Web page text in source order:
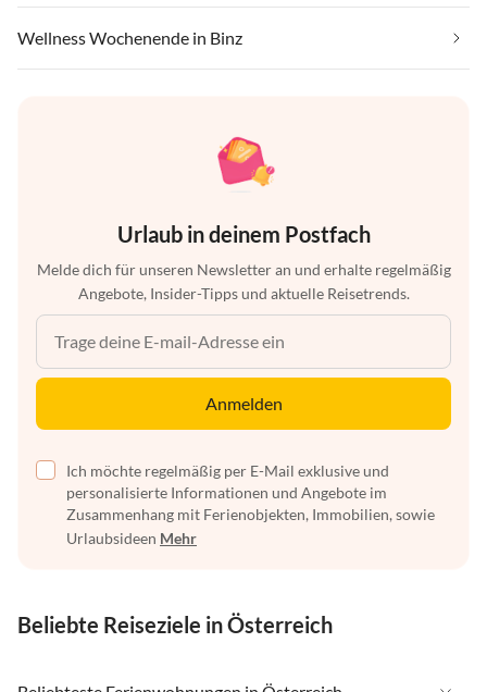
Wellness Wochenende in Binz
Urlaub in deinem Postfach
Melde dich für unseren Newsletter an und erhalte regelmäßig
Angebote, Insider-Tipps und aktuelle Reisetrends.
Anmelden
Ich möchte regelmäßig per E-Mail exklusive und
personalisierte Informationen und Angebote im
Zusammenhang mit Ferienobjekten, Immobilien, sowie
Urlaubsideen Mehr
Beliebte Reiseziele in Österreich